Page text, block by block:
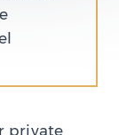
private